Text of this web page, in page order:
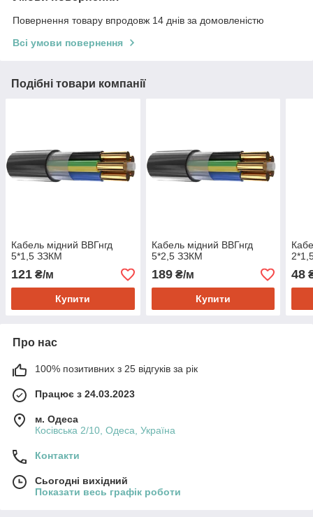
Повернення товару впродовж 14 днів за домовленістю
Всі умови повернення
Подібні товари компанії
Кабель мідний ВВГнгд
5*1,5 ЗЗКМ
121 ₴/м
Купити
Кабель мідний ВВГнгд
5*2,5 ЗЗКМ
189₴/м
Купити
48
Про нас
100% позитивних з 25 відгуків за рік
Працює з 24.03.2023
м. Одеса
Косівська 2/10, Одеса, Україна
Контакти
Сьогодні вихідний
Показати весь графік роботи